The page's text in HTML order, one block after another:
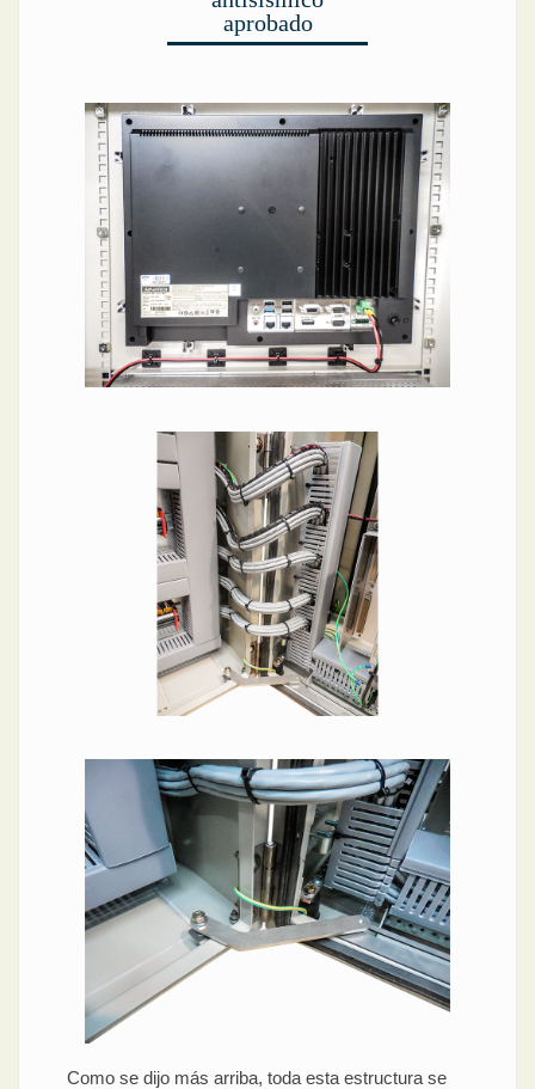
aprobado
Como se dijo más arriba, toda esta estructura se